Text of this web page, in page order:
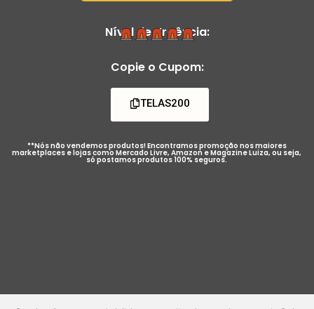
Nível de Urgência:
Copie o Cupom:
TELAS200
**Nós não vendemos produtos! Encontramos promoção nos maiores
marketplaces e lojas como Mercado Livre, Amazon e Magazine Luiza, ou seja,
só postamos produtos 100% seguros.